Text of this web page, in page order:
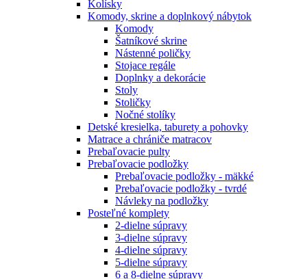
Kolísky
Komody, skrine a doplnkový nábytok
Komody
Šatníkové skrine
Nástenné poličky
Stojace regále
Doplnky a dekorácie
Stoly
Stoličky
Nočné stolíky
Detské kresielka, taburety a pohovky
Matrace a chrániče matracov
Prebaľovacie pulty
Prebaľovacie podložky
Prebaľovacie podložky - mäkké
Prebaľovacie podložky - tvrdé
Návleky na podložky
Posteľné komplety
2-dielne súpravy
3-dielne súpravy
4-dielne súpravy
5-dielne súpravy
6 a 8-dielne súpravy